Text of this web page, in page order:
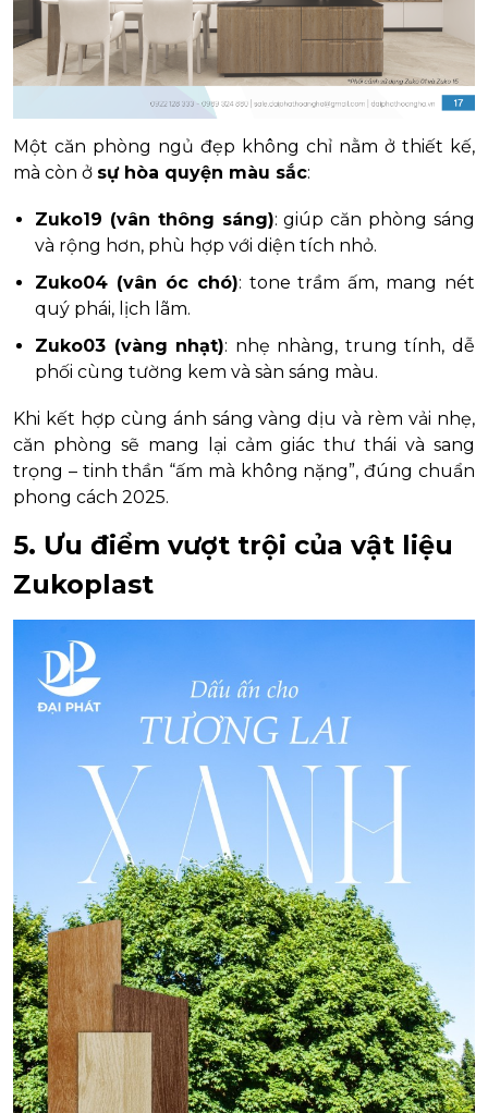
Một căn phòng ngủ đẹp không chỉ nằm ở thiết kế,
mà còn ở sự hòa quyện màu sắc:
Zuko19 (vân thông sáng): giúp căn phòng sáng
và rộng hơn, phù hợp với diện tích nhỏ.
Zuko04 (vân óc chó): tone trầm ấm, mang nét
quý phái, lịch lãm.
Zuko03 (vàng nhạt): nhẹ nhàng, trung tính, dễ
phối cùng tường kem và sàn sáng màu.
Khi kết hợp cùng ánh sáng vàng dịu và rèm vải nhẹ,
căn phòng sẽ mang lại cảm giác thư thái và sang
trọng – tinh thần “ấm mà không nặng”, đúng chuẩn
phong cách 2025.
5. Ưu điểm vượt trội của vật liệu
Zukoplast